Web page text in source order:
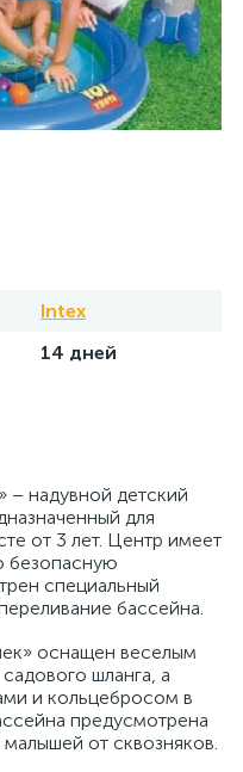
Intex
14 дней
– надувной детский
для
от 3 лет. Центр имеет
безопасную
специальный
бассейна.
оснащен веселым
шланга, а
и кольцебросом в
предусмотрена
от сквозняков.